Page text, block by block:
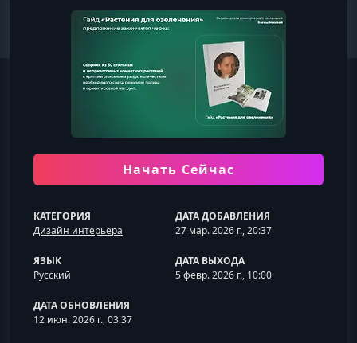
Начать Сейчас
КАТЕГОРИЯ
Дизайн интерьера
ДАТА ДОБАВЛЕНИЯ
27 мар. 2026 г., 20:37
ЯЗЫК
Русский
ДАТА ВЫХОДА
5 февр. 2026 г., 10:00
ДАТА ОБНОВЛЕНИЯ
12 июн. 2026 г., 03:37